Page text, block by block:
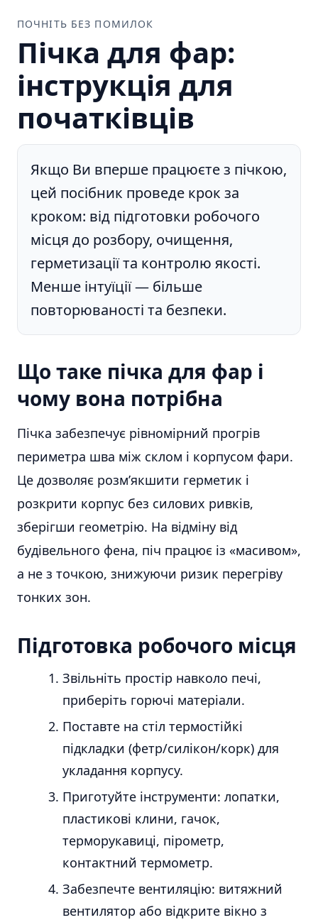
ПОЧНІТЬ БЕЗ ПОМИЛОК
Пічка для фар:
інструкція для
початківців
Якщо Ви вперше працюєте з пічкою,
цей посібник проведе крок за
кроком: від підготовки робочого
місця до розбору, очищення,
герметизації та контролю якості.
Менше інтуїції — більше
повторюваності та безпеки.
Що таке пічка для фар і
чому вона потрібна
Пічка забезпечує рівномірний прогрів
периметра шва між склом і корпусом фари.
Це дозволяє розм’якшити герметик і
розкрити корпус без силових ривків,
зберігши геометрію. На відміну від
будівельного фена, піч працює із «масивом»,
а не з точкою, знижуючи ризик перегріву
тонких зон.
Підготовка робочого місця
Звільніть простір навколо печі,
приберіть горючі матеріали.
Поставте на стіл термостійкі
підкладки (фетр/силікон/корк) для
укладання корпусу.
Приготуйте інструменти: лопатки,
пластикові клини, гачок,
терморукавиці, пірометр,
контактний термометр.
Забезпечте вентиляцію: витяжний
вентилятор або відкрите вікно з